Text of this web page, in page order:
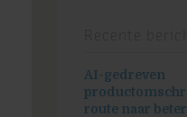
AI-gedreven
route naar